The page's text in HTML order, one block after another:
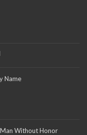
Name
Without Honor